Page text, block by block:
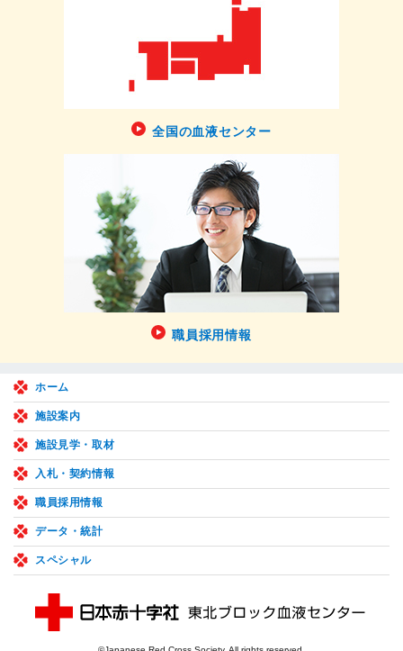
全国の血液センター
職員採用情報
ホーム
施設案内
施設見学・取材
入札・契約情報
職員採用情報
データ・統計
スペシャル